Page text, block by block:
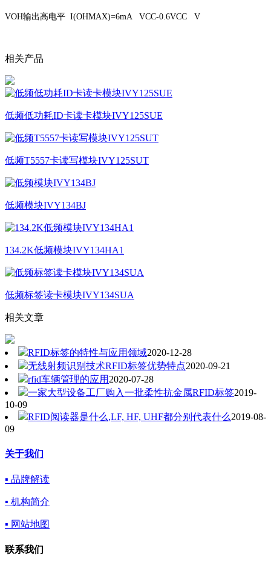
VOH输出高电平 I(OHMAX)=6mA VCC-0.6VCC V
相关产品
低频低功耗ID卡读卡模块IVY125SUE
低频T5557卡读写模块IVY125SUT
低频模块IVY134BJ
134.2K低频模块IVY134HA1
低频标签读卡模块IVY134SUA
相关文章
RFID标签的特性与应用领域2020-12-28
无线射频识别技术RFID标签优势特点2020-09-21
rfid车辆管理的应用 2020-07-28
一家大型设备工厂购入一批柔性抗金属RFID标签2019-
10-09
RFID阅读器是什么,LF, HF, UHF都分别代表什么2019-08-
09
关于我们
▪ 品牌解读
▪ 机构简介
▪ 网站地图
联系我们